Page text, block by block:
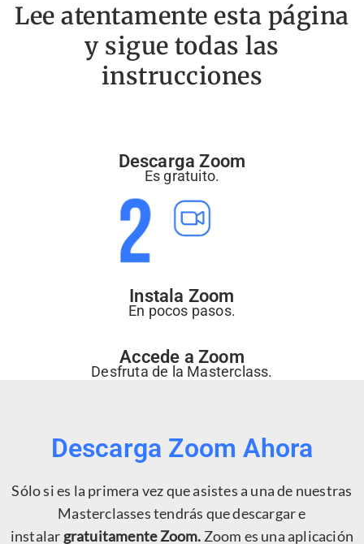
Lee atentamente esta página
y sigue todas las
instrucciones
Descarga Zoom
Es gratuito.
Instala Zoom
En pocos pasos.
Accede a Zoom
Desfruta de la Masterclass.
Descarga Zoom Ahora
Sólo si es la primera vez que asistes a una de nuestras
Masterclasses tendrás que descargar e
instalar gratuitamente Zoom. Zoom es una aplicación